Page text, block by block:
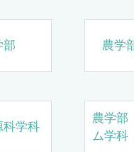
農学
学科
農学
ム学科